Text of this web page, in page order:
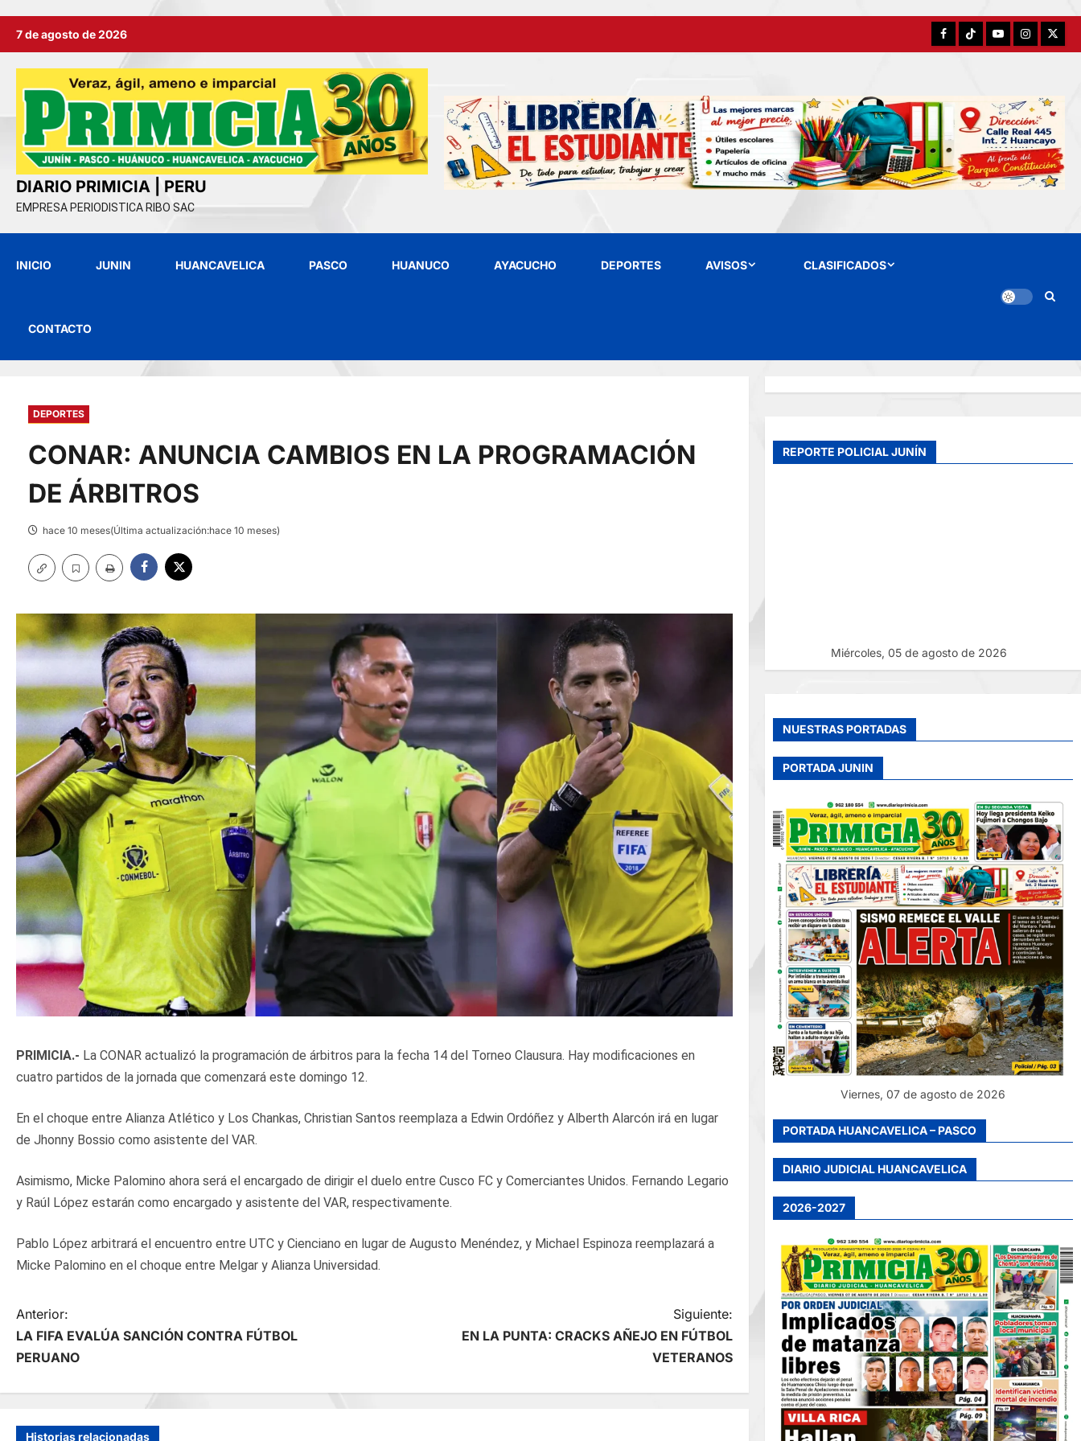
7 de agosto de 2026 FacebookTikTokYouTubeInstagram
X
DIARIO PRIMICIA | PERU
EMPRESA PERIODISTICA RIBO SAC
INICIO JUNIN HUANCAVELICA PASCO HUANUCO AYACUCHO DEPORTES AVISOS CLASIFICADOS
CONTACTO
DEPORTES
CONAR: ANUNCIA CAMBIOS EN LA PROGRAMACIÓN
DE ÁRBITROS
hace 10 meses(Última actualización:hace 10 meses)
PRIMICIA.- La CONAR actualizó la programación de árbitros para la fecha 14 del Torneo Clausura. Hay modificaciones en
cuatro partidos de la jornada que comenzará este domingo 12.
En el choque entre Alianza Atlético y Los Chankas, Christian Santos reemplaza a Edwin Ordóñez y Alberth Alarcón irá en lugar
de Jhonny Bossio como asistente del VAR.
Asimismo, Micke Palomino ahora será el encargado de dirigir el duelo entre Cusco FC y Comerciantes Unidos. Fernando Legario
y Raúl López estarán como encargado y asistente del VAR, respectivamente.
Pablo López arbitrará el encuentro entre UTC y Cienciano en lugar de Augusto Menéndez, y Michael Espinoza reemplazará a
Micke Palomino en el choque entre Melgar y Alianza Universidad.
N
a
v
e
Anterior:
LA FIFA EVALÚA SANCIÓN CONTRA FÚTBOL
PERUANO
Siguiente:
EN LA PUNTA: CRACKS AÑEJO EN FÚTBOL
VETERANOS
Historias relacionadas
REPORTE POLICIAL JUNÍN
Miércoles, 05 de agosto de 2026
NUESTRAS PORTADAS
PORTADA JUNIN
Viernes, 07 de agosto de 2026
PORTADA HUANCAVELICA – PASCO
DIARIO JUDICIAL HUANCAVELICA
2026-2027